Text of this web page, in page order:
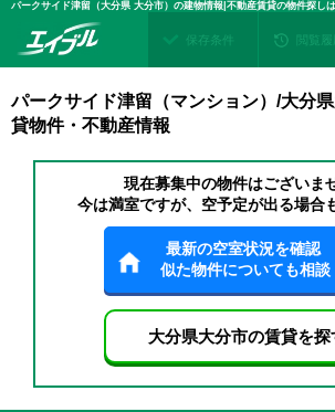
パークサイド津留（大分県 大分市）の建物情報|不動産賃貸の物件探し
保存条件 閲覧履
パークサイド津留（マンション）/大分
貸物件・不動産情報
現在募集中の物件はございま
今は満室ですが、空予定が出る場合
最新の空室状況を確認
似た物件についても相談
大分県大分市の賃貸を探